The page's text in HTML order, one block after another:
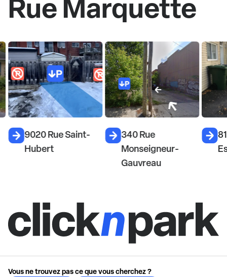
Rue Marquette
9020 Rue Saint-
Hubert
340 Rue
Monseigneur-
Gauvreau
Vous ne trouvez pas ce que vous cherchez ?